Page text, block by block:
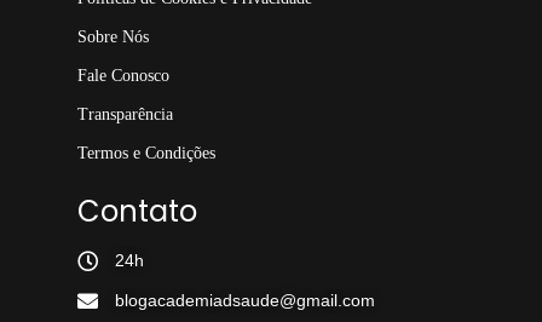
Sobre Nós
Fale Conosco
Transparência
Termos e Condições
Contato
24h
blogacademiadsaude@gmail.com